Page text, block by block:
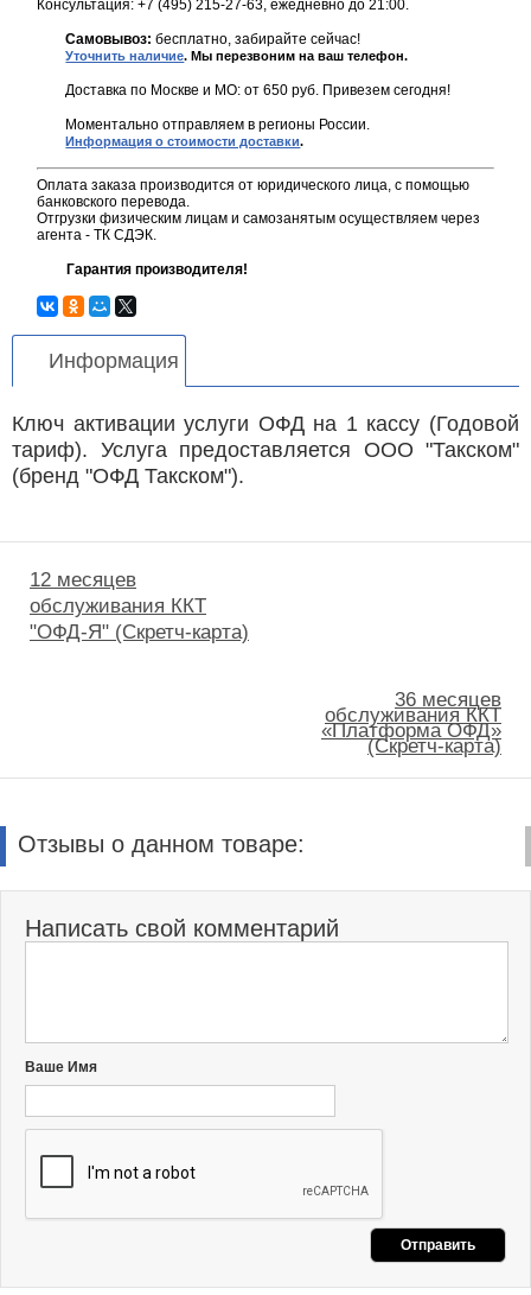
Консультация: +7 (495) 215-27-63, ежедневно до 21:00.
Самовывоз: бесплатно, забирайте сейчас!
Уточнить наличие. Мы перезвоним на ваш телефон.
Доставка по Москве и МО: от 650 руб. Привезем сегодня!
Моментально отправляем в регионы России.
Информация о стоимости доставки.
Оплата заказа производится от юридического лица, с помощью
банковского перевода.
Отгрузки физическим лицам и самозанятым осуществляем через
агента - ТК СДЭК.
Гарантия производителя!
Информация
Ключ активации услуги ОФД на 1 кассу (Годовой
тариф). Услуга предоставляется ООО "Такском"
(бренд "ОФД Такском").
12 месяцев
обслуживания ККТ
"ОФД-Я" (Скретч-карта)
36 месяцев
обслуживания ККТ
«Платформа ОФД»
(Скретч-карта)
Отзывы о данном товаре:
Написать свой комментарий
Ваше Имя